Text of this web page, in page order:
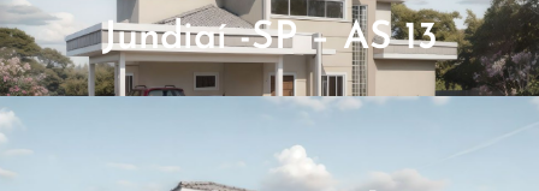
Jundiaí -SP – AS 13